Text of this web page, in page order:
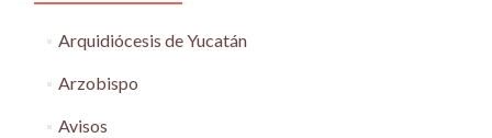
Arquidiócesis de Yucatán
Arzobispo
Avisos